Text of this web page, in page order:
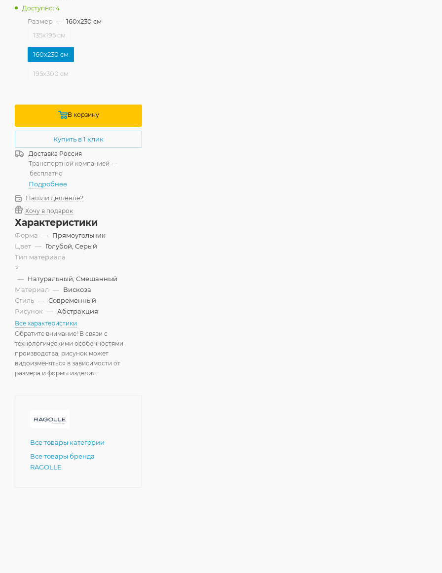
Доступно: 4
Размер — 160x230 см
135x195 см
160x230 см
195x300 см
В корзину
Купить в 1 клик
Доставка Россия
Транспортной компанией —
бесплатно
Подробнее
Нашли дешевле?
Хочу в подарок
Характеристики
Форма — Прямоугольник
Цвет — Голубой, Серый
Тип материала
?
— Натуральный, Смешанный
Материал — Вискоза
Стиль — Современный
Рисунок — Абстракция
Все характеристики
Обратите внимание! В связи с
технологическими особенностями
производства, рисунок может
видоизменяться в зависимости от
размера и формы изделия.
Все товары категории
Все товары бренда
RAGOLLE